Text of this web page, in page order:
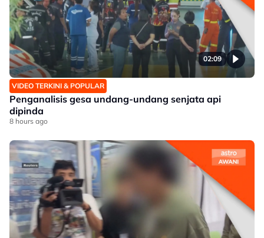
02:09
VIDEO TERKINI & POPULAR
Penganalisis gesa undang-undang senjata api
dipinda
8 hours ago